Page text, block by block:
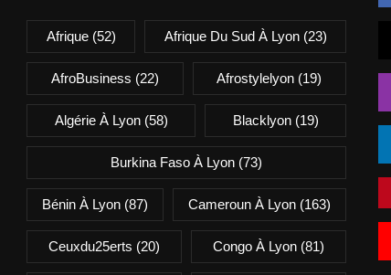
Afrique(52) Afrique Du Sud À Lyon(23)
AfroBusiness (22) Afrostylelyon (19)
Algérie À Lyon(58) Blacklyon(19)
Burkina Faso À Lyon (73)
Bénin À Lyon (87) Cameroun À Lyon (163)
Ceuxdu25erts (20) Congo À Lyon (81)